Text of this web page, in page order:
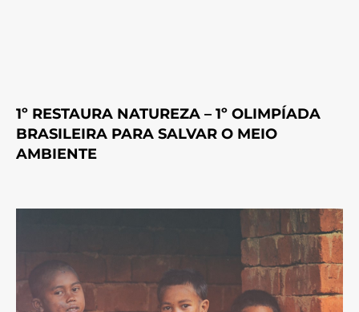
1º RESTAURA NATUREZA – 1º OLIMPÍADA
BRASILEIRA PARA SALVAR O MEIO
AMBIENTE